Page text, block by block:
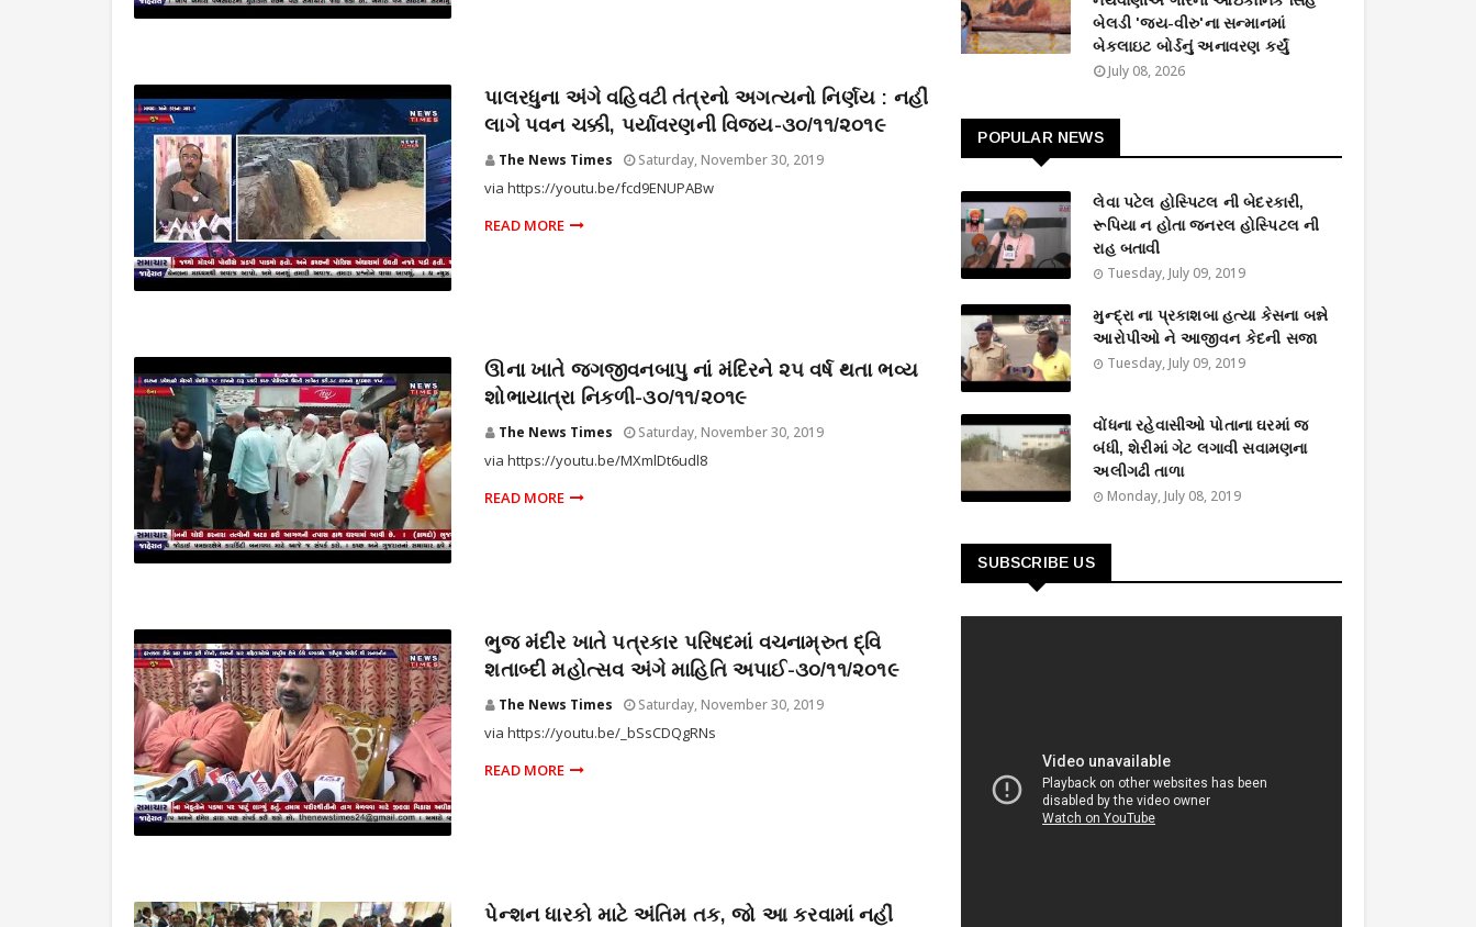
પાલરધુના અંગે વહિવટી તંત્રનો અગત્યનો નિર્ણય : નહીં
લાગે પવન ચક્કી, પર્યાવરણની વિજય-૩૦/૧૧/૨૦૧૯
The News Times Saturday, November 30, 2019
via https://youtu.be/fcd9ENUPABw
READ MORE
ઊના ખાતે જગજીવનબાપુ નાં મંદિરને ૨૫ વર્ષ થતા ભવ્ય
શોભાયાત્રા નિકળી-૩૦/૧૧/૨૦૧૯
The News Times Saturday, November 30, 2019
via https://youtu.be/MXmlDt6udl8
READ MORE
ભુજ મંદીર ખાતે પત્રકાર પરિષદમાં વચનામ્રુત દ્વિ
શતાબ્દી મહોત્સવ અંગે માહિતિ અપાઈ-૩૦/૧૧/૨૦૧૯
The News Times Saturday, November 30, 2019
via https://youtu.be/_bSsCDQgRNs
READ MORE
પેન્શન ધારકો માટે અંતિમ તક, જો આ કરવામાં નહીં
બેલડી 'જય-વીરુ'ના સન્માનમાં
બેકલાઇટ બોર્ડનું અનાવરણ કર્યું
July 08, 2026
POPULAR NEWS
લેવા પટેલ હોસ્પિટલ ની બેદરકારી,
રૂપિયા ન હોતા જનરલ હોસ્પિટલ ની
રાહ બતાવી
Tuesday, July 09, 2019
મુન્દ્રા ના પ્રકાશબા હત્યા કેસના બન્ને
આરોપીઓ ને આજીવન કેદની સજા
Tuesday, July 09, 2019
વોંધના રહેવાસીઓ પોતાના ઘરમાં જ
બંધી, શેરીમાં ગેટ લગાવી સવામણના
અલીગઢી તાળા
Monday, July 08, 2019
SUBSCRIBE US